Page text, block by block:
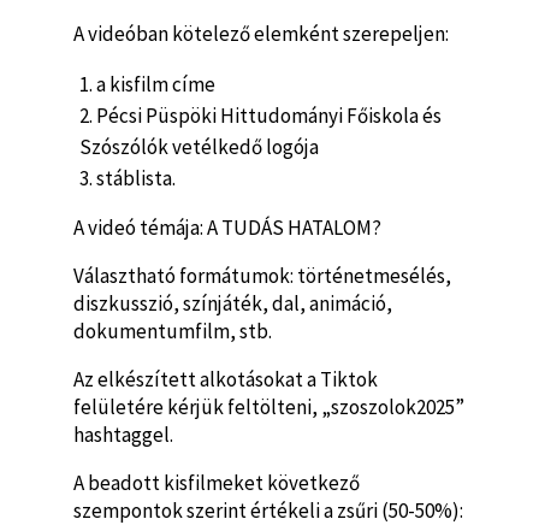
A videóban kötelező elemként szerepeljen:
a kisfilm címe
Pécsi Püspöki Hittudományi Főiskola és
Szószólók vetélkedő logója
stáblista.
A videó témája: A TUDÁS HATALOM?
Választható formátumok: történetmesélés,
diszkusszió, színjáték, dal, animáció,
dokumentumfilm, stb.
Az elkészített alkotásokat a Tiktok
felületére kérjük feltölteni, „szoszolok2025”
hashtaggel.
A beadott kisfilmeket következő
szempontok szerint értékeli a zsűri (50-50%):